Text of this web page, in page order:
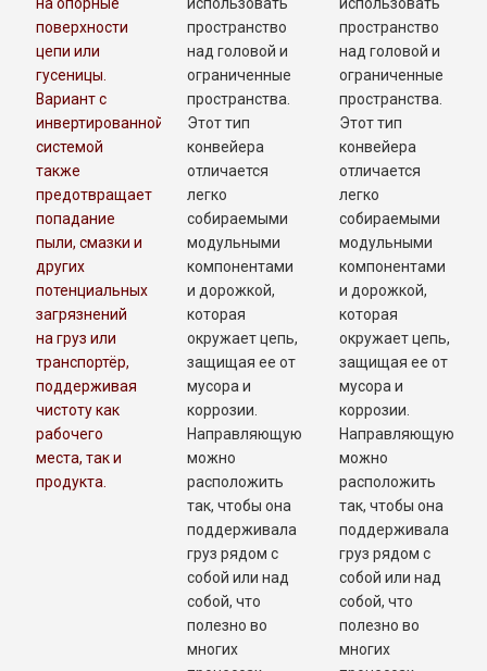
поверхности
цепи или
гусеницы.
Вариант с
инвертированной
системой
также
предотвращает
попадание
пыли, смазки и
других
потенциальных
загрязнений
на груз или
транспортёр,
поддерживая
чистоту как
рабочего
места, так и
продукта.
пространство
над головой и
ограниченные
пространства.
Этот тип
конвейера
отличается
легко
собираемыми
модульными
компонентами
и дорожкой,
которая
окружает цепь,
защищая ее от
мусора и
коррозии.
Направляющую
можно
расположить
так, чтобы она
поддерживала
груз рядом с
собой или над
собой, что
полезно во
многих
пространство
над головой и
ограниченные
пространства.
Этот тип
конвейера
отличается
легко
собираемыми
модульными
компонентами
и дорожкой,
которая
окружает цепь,
защищая ее от
мусора и
коррозии.
Направляющую
можно
расположить
так, чтобы она
поддерживала
груз рядом с
собой или над
собой, что
полезно во
многих